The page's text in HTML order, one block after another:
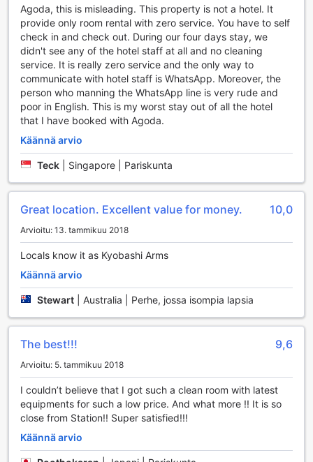
avautuu kauniit näkymät ympäröivään kaupunkiin. Tummat
verhot takaavat rauhallisen ympäristön, jotta voit nauttia
täydellisestä yöunesta. Heräämisen jälkeen voit nauttia
kupillisen kahvia tai teetä, jotka ovat myös ilmaisia, ennen
kuin lähdet tutkimaan Osakan vilkasta kaupunkia.
Huoneessa on myös pyyhkeet valmiina, joten voit keskittyä
vain rentoutumiseen ja lomasi nauttimiseen.
Huonevalikoima The Wonder At Stay-Maris Kyobashi
The Wonder At Stay-Maris Kyobashi ARMS- tarjoaa
vierailleen ainutlaatuisen majoituskokemuksen, jossa
jokainen huone on suunniteltu huolellisesti mukavuutta ja
tyyliä silmällä pitäen. Vieraat voivat valita Hollywood Twin -
huoneen, joka kattaa 25 neliömetriä ja on varustettu
kahdella erillisellä sängyllä. Tämä huone on täydellinen
valinta ystäville tai perheille, jotka haluavat jakaa tilan,
mutta silti nauttia omasta rauhasta. The Wonder At Stay-
Maris Kyobashi ARMS- on täydellinen paikka rentoutua ja
nauttia Osaka kaupungin sykettä.
Osakan Linna ja Kyobashi: Historiallinen Helmi Osakassa
Osakan linna, joka on yksi Japanin tunnetuimmista
Kyobashin alueelta. Tämä upea linna, joka rakennettiin
ensimmäisen kerran 1500-luvulla, on täynnä historiaa ja
kulttuuria. Sen vaikuttava arkkitehtuuri ja ympäröivät
puutarhat tarjoavat vierailijoille mahdollisuuden tutustua
Japanin feodaaliseen aikakauteen. Linna on erityisesti
kaunis keväällä, kun kirsikkapuut kukkivat, ja se
houkuttelee valokuvaajia ja romantikkoja ympäri maailmaa.
Agoda, this is misleading. This property is not a hotel. It
provide only room rental with zero service. You have to self
check in and check out. During our four days stay, we
didn't see any of the hotel staff at all and no cleaning
service. It is really zero service and the only way to
communicate with hotel staff is WhatsApp. Moreover, the
person who manning the WhatsApp line is very rude and
poor in English. This is my worst stay out of all the hotel
that I have booked with Agoda.
Käännä arvio
Teck Singapore | Pariskunta
Great location. Excellent value for money. 10,0
Arvioitu: 13. tammikuu 2018
Locals know it as Kyobashi Arms
Käännä arvio
Stewart Australia | Perhe, jossa isompia lapsia
The best!!! 9,6
Arvioitu: 5. tammikuu 2018
I couldn’t believe that I got such a clean room with latest
equipments for such a low price. And what more !! It is so
close from Station!! Super satisfied!!!
Käännä arvio